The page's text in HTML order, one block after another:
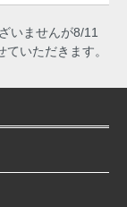
いませんが8/11
いただきます。